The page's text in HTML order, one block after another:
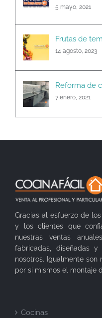
5 mayo, 2021
Frutas de
14 agosto, 2023
Reforma de
7 enero, 2021
Gracias al esfuerzo de
y los clientes que
nuestras ventas
fabricadas, diseñadas
nosotros. Igualmente son
por si mismos el montaje
Cocinas